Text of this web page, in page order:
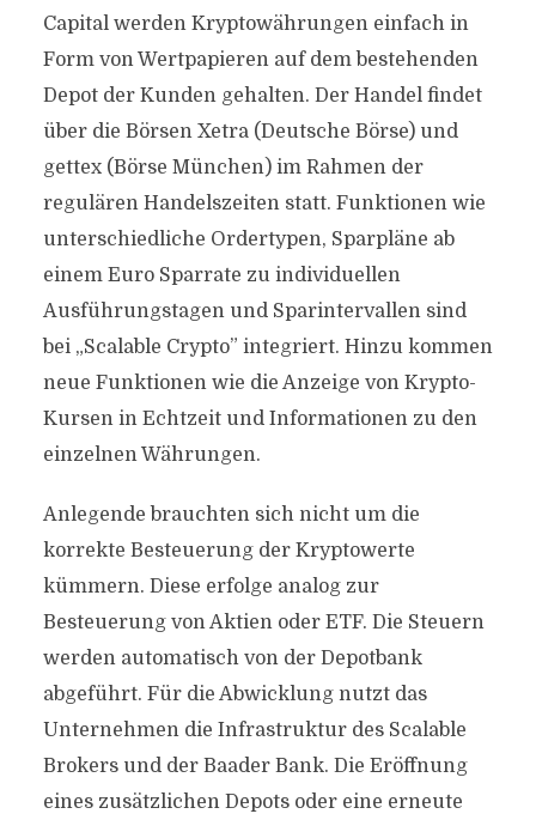
Capital werden Kryptowährungen einfach in
Form von Wertpapieren auf dem bestehenden
Depot der Kunden gehalten. Der Handel findet
über die Börsen Xetra (Deutsche Börse) und
gettex (Börse München) im Rahmen der
regulären Handelszeiten statt. Funktionen wie
unterschiedliche Ordertypen, Sparpläne ab
einem Euro Sparrate zu individuellen
Ausführungstagen und Sparintervallen sind
bei „Scalable Crypto” integriert. Hinzu kommen
neue Funktionen wie die Anzeige von Krypto-
Kursen in Echtzeit und Informationen zu den
einzelnen Währungen.
Anlegende brauchten sich nicht um die
korrekte Besteuerung der Kryptowerte
kümmern. Diese erfolge analog zur
Besteuerung von Aktien oder ETF. Die Steuern
werden automatisch von der Depotbank
abgeführt. Für die Abwicklung nutzt das
Unternehmen die Infrastruktur des Scalable
Brokers und der Baader Bank. Die Eröffnung
eines zusätzlichen Depots oder eine erneute